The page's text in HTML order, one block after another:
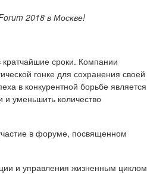
2018 в Москве!
сроки. Компании
гонке для сохранения своей
в конкурентной борьбе является
уменьшить количество
в форуме, посвященном
и управления жизненным циклом